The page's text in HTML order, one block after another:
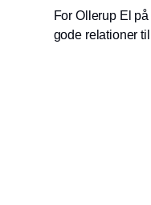
For Ollerup El
gode relationer